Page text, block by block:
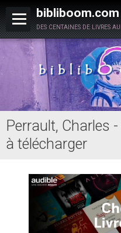
Perrault, Charles
à télécharger